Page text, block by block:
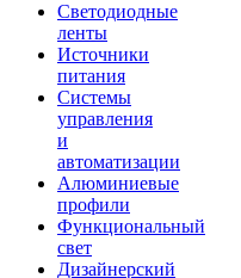
Светодиодные
ленты
Источники
питания
Системы
управления
и
автоматизации
Алюминиевые
профили
Функциональный
свет
Дизайнерский